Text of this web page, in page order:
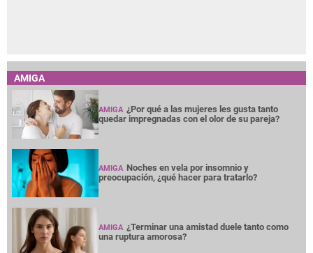
AMIGA
AMIGA ¿Por qué a las mujeres les gusta tanto
quedar impregnadas con el olor de su pareja?
AMIGA Noches en vela por insomnio y
preocupación, ¿qué hacer para tratarlo?
AMIGA ¿Terminar una amistad duele tanto como
una ruptura amorosa?